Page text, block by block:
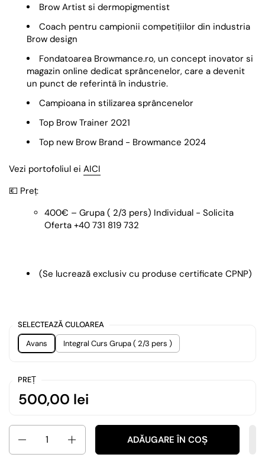
Brow Artist si dermopigmentist
Coach pentru campionii competițiilor din industria
Brow design
Fondatoarea Browmance.ro, un concept inovator si
magazin online dedicat sprâncenelor, care a devenit
un punct de referintä în industrie.
Campioana in stilizarea sprâncenelor
Top Brow Trainer 2021
Top new Brow Brand - Browmance 2024
Vezi portofoliul ei AICI
💶 Preț:
400€ – Grupa ( 2/3 pers) Individual - Solicita
Oferta +40 731 819 732
(Se lucrează exclusiv cu produse certificate CPNP)
SELECTEAZĂ CULOAREA
Avans
Integral Curs Grupa ( 2/3 pers )
PREȚ
500,00 lei
Cantitate
ADĂUGARE ÎN COȘ